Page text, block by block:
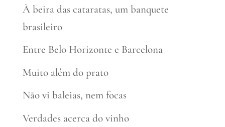
À beira das cataratas, um banquete
brasileiro
Entre Belo Horizonte e Barcelona
Muito além do prato
Não vi baleias, nem focas
Verdades acerca do vinho